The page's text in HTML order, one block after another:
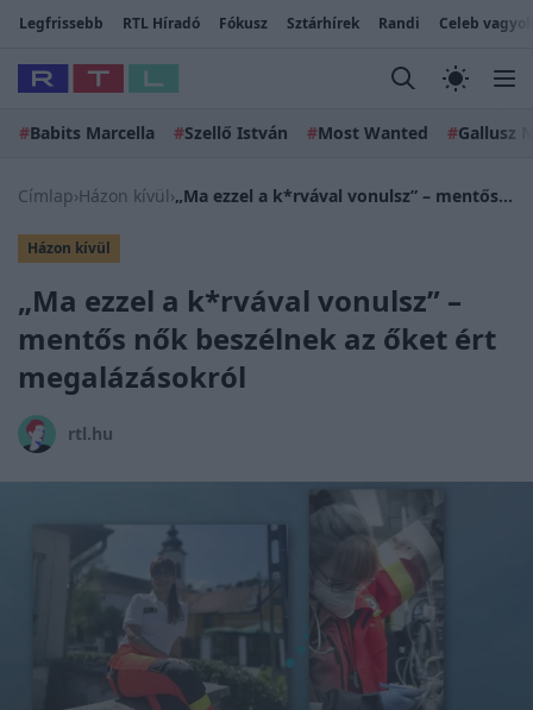
Legfrissebb RTL Híradó Fókusz Sztárhírek Randi Celeb
#Babits Marcella #Szellő István #Most Wanted #Gallusz
Címlap›Házon kívül› „Ma ezzel a k*rvával vonulsz” – mentős nők beszélnek az őket ért megalázásokról
Házon kívül
„Ma ezzel a k*rvával vonulsz” –
mentős nők beszélnek az őket ért
megalázásokról
rtl.hu